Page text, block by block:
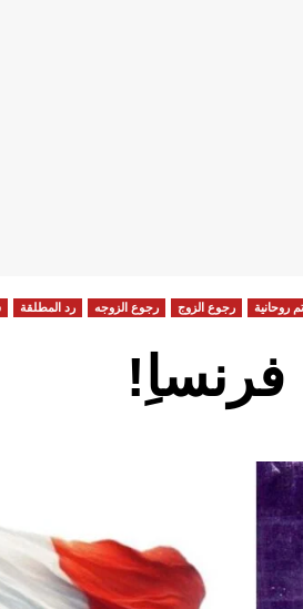
روحانية رجوع الزوج رجوع الزوجه رد المطلقة